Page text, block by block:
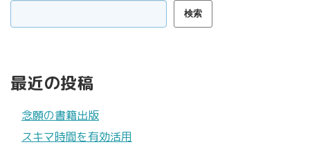
検索
最近の投稿
念願の書籍出版
スキマ時間を有効活用